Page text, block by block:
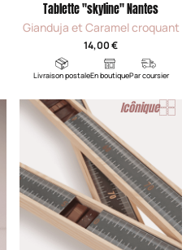
Tablette "skyline" Nantes
Gianduja et Caramel croquant
14,00 €
Livraison postaleEn boutiquePar coursier
Icônique